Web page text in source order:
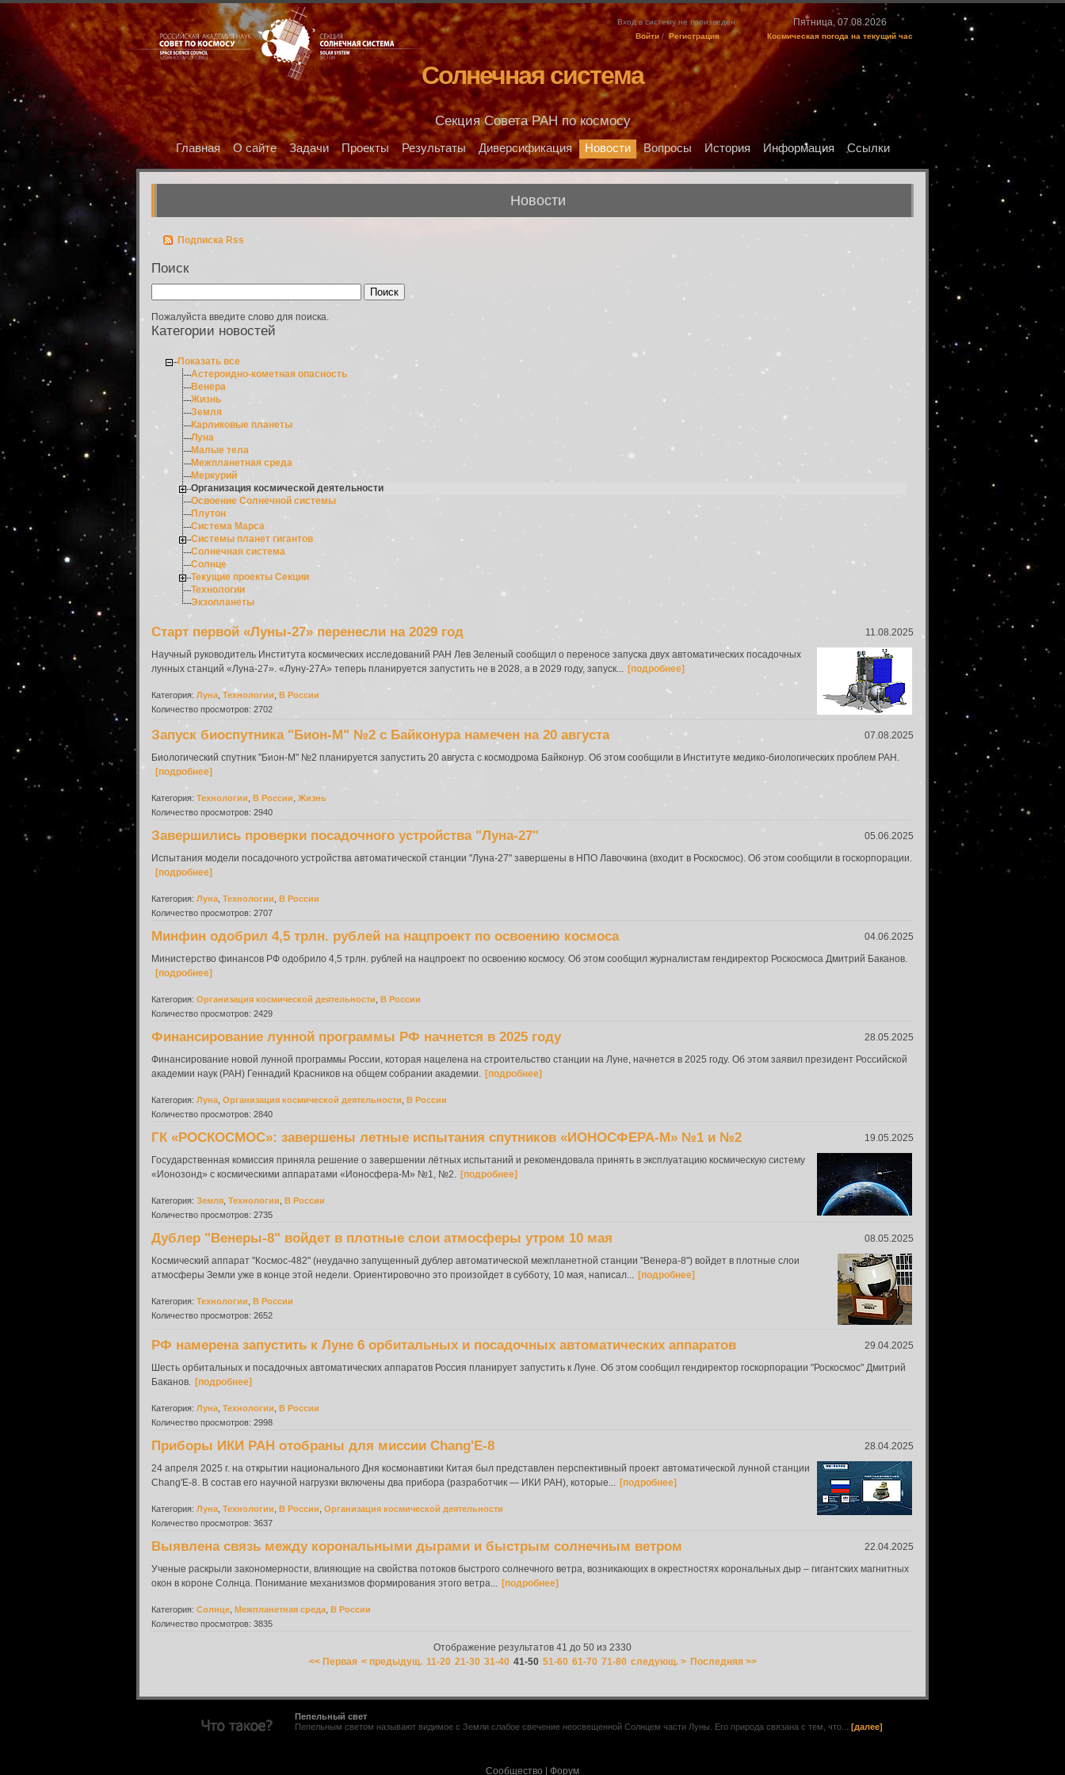
Пятница, 07.08.2026
Космическая погода на текущий час
Вход в систему не произведен
Войти / Регистрация
Солнечная система
Секция Совета РАН по космосу
Главная О сайте Задачи Проекты Результаты Диверсификация Новости Вопросы История Информация Ссылки
Новости
Подписка Rss
Поиск
Пожалуйста введите слово для поиска.
Категории новостей
Показать все
Астероидно-кометная опасность
Венера
Жизнь
Земля
Карликовые планеты
Луна
Малые тела
Межпланетная среда
Меркурий
Организация космической деятельности
Освоение Солнечной системы
Плутон
Система Марса
Системы планет гигантов
Солнечная система
Солнце
Текущие проекты Секции
Технологии
Экзопланеты
11.08.2025
Старт первой «Луны-27» перенесли на 2029 год
Научный руководитель Института космических исследований РАН Лев Зеленый сообщил о переносе запуска двух автоматических посадочных
лунных станций «Луна-27». «Луну-27А» теперь планируется запустить не в 2028, а в 2029 году, запуск... [подробнее]
Категория: Луна Технологии В России
Количество просмотров: 2702
07.08.2025
Запуск биоспутника "Бион-М" №2 с Байконура намечен на 20 августа
Биологический спутник "Бион-М" №2 планируется запустить 20 августа с космодрома Байконур. Об этом сообщили в Институте медико-биологических проблем РАН.
[подробнее]
Категория: Технологии В России Жизнь
Количество просмотров: 2940
05.06.2025
Завершились проверки посадочного устройства "Луна-27"
Испытания модели посадочного устройства автоматической станции "Луна-27" завершены в НПО Лавочкина (входит в Роскосмос). Об этом сообщили в госкорпорации.
[подробнее]
Категория: Луна Технологии В России
Количество просмотров: 2707
04.06.2025
Минфин одобрил 4,5 трлн. рублей на нацпроект по освоению космоса
Министерство финансов РФ одобрило 4,5 трлн. рублей на нацпроект по освоению космосу. Об этом сообщил журналистам гендиректор Роскосмоса Дмитрий Баканов.
[подробнее]
Категория: Организация космической деятельности В России
Количество просмотров: 2429
28.05.2025
Финансирование лунной программы РФ начнется в 2025 году
Финансирование новой лунной программы России, которая нацелена на строительство станции на Луне, начнется в 2025 году. Об этом заявил президент Российской
академии наук (РАН) Геннадий Красников на общем собрании академии. [подробнее]
Категория: Луна Организация космической деятельности В России
Количество просмотров: 2840
19.05.2025
ГК «РОСКОСМОС»: завершены летные испытания спутников «ИОНОСФЕРА-М» №1 и №2
Государственная комиссия приняла решение о завершении лётных испытаний и рекомендовала принять в эксплуатацию космическую систему
«Ионозонд» с космическими аппаратами «Ионосфера-М» №1, №2. [подробнее]
Категория: Земля Технологии В России
Количество просмотров: 2735
08.05.2025
Дублер "Венеры-8" войдет в плотные слои атмосферы утром 10 мая
Космический аппарат "Космос-482" (неудачно запущенный дублер автоматической межпланетной станции "Венера-8") войдет в плотные слои
атмосферы Земли уже в конце этой недели. Ориентировочно это произойдет в субботу, 10 мая, написал... [подробнее]
Категория: Технологии В России
Количество просмотров: 2652
29.04.2025
РФ намерена запустить к Луне 6 орбитальных и посадочных автоматических аппаратов
Шесть орбитальных и посадочных автоматических аппаратов Россия планирует запустить к Луне. Об этом сообщил гендиректор госкорпорации "Роскосмос" Дмитрий
Баканов. [подробнее]
Категория: Луна Технологии В России
Количество просмотров: 2998
28.04.2025
Приборы ИКИ РАН отобраны для миссии Chang'E-8
24 апреля 2025 г. на открытии национального Дня космонавтики Китая был представлен перспективный проект автоматической лунной станции
Chang'E-8. В состав его научной нагрузки включены два прибора (разработчик — ИКИ РАН), которые... [подробнее]
Категория: Луна Технологии В России Организация космической деятельности
Количество просмотров: 3637
22.04.2025
Выявлена связь между корональными дырами и быстрым солнечным ветром
Ученые раскрыли закономерности, влияющие на свойства потоков быстрого солнечного ветра, возникающих в окрестностях корональных дыр – гигантских магнитных
окон в короне Солнца. Понимание механизмов формирования этого ветра... [подробнее]
Категория: Солнце Межпланетная среда В России
Количество просмотров: 3835
Отображение результатов 41 до 50 из 2330
<< Первая < предыдущ. 11-20 21-30 31-40 41-50 51-60 61-70 71-80 следующ. > Последняя >>
Пепельный свет
Пепельным светом называют видимое с Земли слабое свечение неосвещенной Солнцем части Луны. Его природа связана с тем, что... [далее]
Сообщество Форум